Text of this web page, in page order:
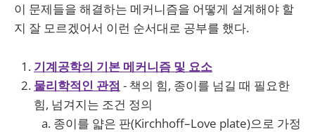
이 문제들을 해결하는 메커니즘을 어떻게 설계해야 할
지 잘 모르겠어서 이런 순서대로 공부를 했다.
기계공학의 기본 메커니즘 및 요소
물리학적인 관점 - 책의 힘, 종이를 넘길 때 필요한
힘, 넘겨지는 조건 정의
종이를 얇은 판(Kirchhoff–Love plate)으로 가정